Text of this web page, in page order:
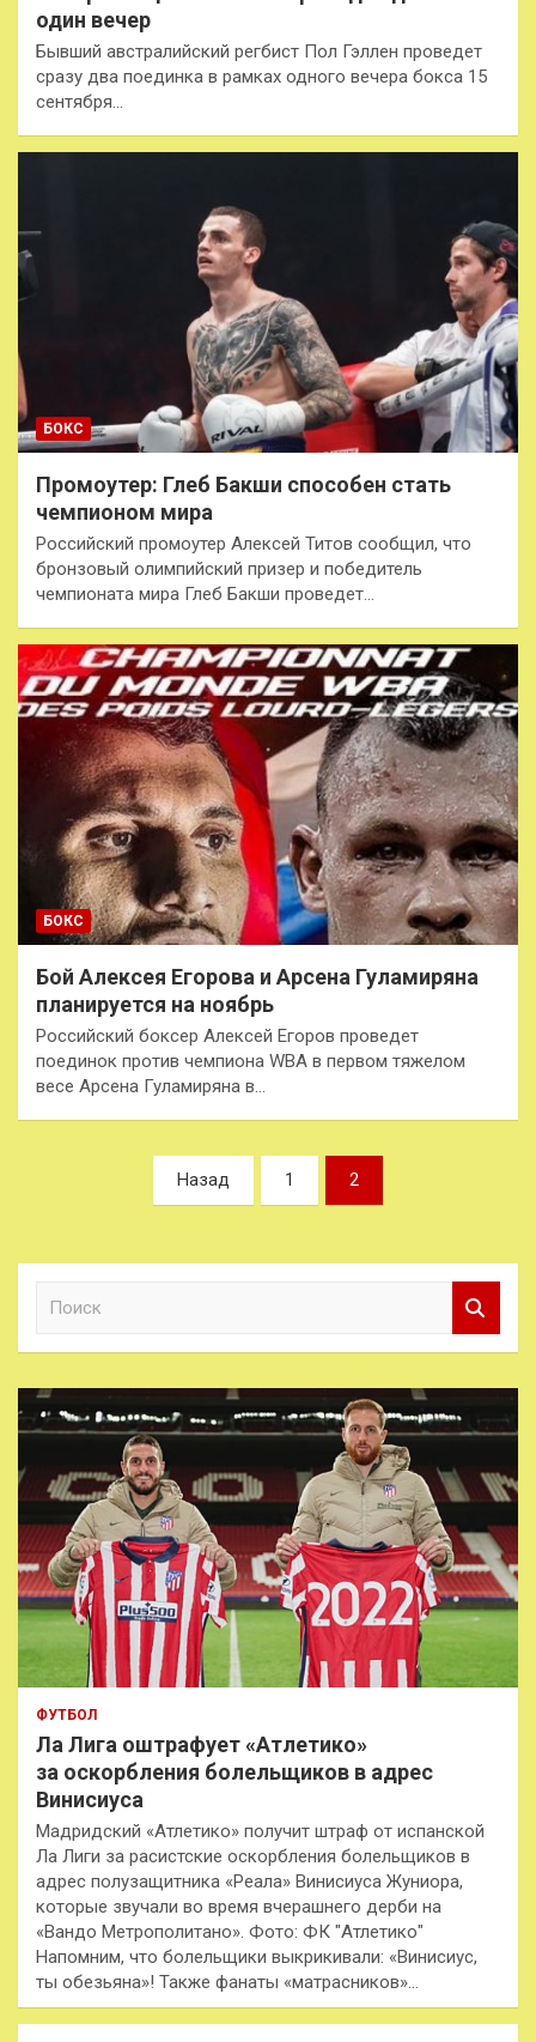
один вечер
Бывший австралийский регбист Пол Гэллен проведет
сразу два поединка в рамках одного вечера бокса 15
сентября…
БОКС
Промоутер: Глеб Бакши способен стать
чемпионом мира
Российский промоутер Алексей Титов сообщил, что
бронзовый олимпийский призер и победитель
чемпионата мира Глеб Бакши проведет…
БОКС
Бой Алексея Егорова и Арсена Гуламиряна
планируется на ноябрь
Российский боксер Алексей Егоров проведет
поединок против чемпиона WBA в первом тяжелом
весе Арсена Гуламиряна в…
Назад 1 2
к
ФУТБОЛ
Ла Лига оштрафует «Атлетико»
за оскорбления болельщиков в адрес
Винисиуса
Мадридский «Атлетико» получит штраф от испанской
Ла Лиги за расистские оскорбления болельщиков в
адрес полузащитника «Реала» Винисиуса Жуниора,
которые звучали во время вчерашнего дерби на
«Вандо Метрополитано». Фото: ФК "Атлетико"
Напомним, что болельщики выкрикивали: «Винисиус,
ты обезьяна»! Также фанаты «матрасников»…